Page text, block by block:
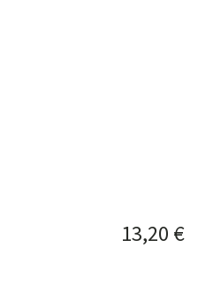
13,20 €